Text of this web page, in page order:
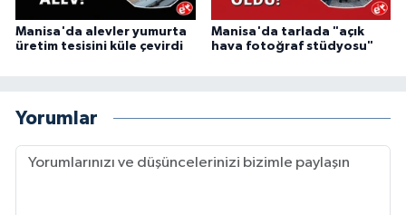
Manisa'da alevler yumurta
üretim tesisini küle çevirdi
Manisa'da tarlada "açık
hava fotoğraf stüdyosu"
Yorumlar